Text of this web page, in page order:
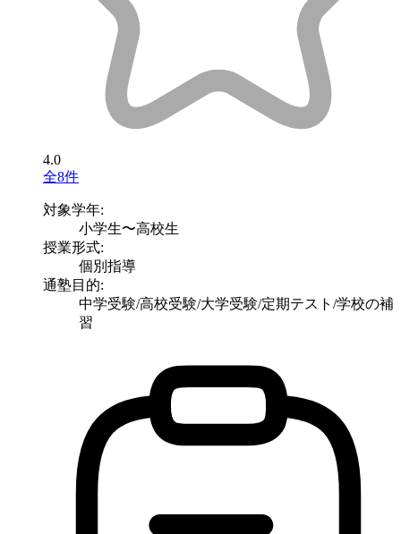
4.0
全8件
対象学年:
小学生〜高校生
授業形式:
個別指導
通塾目的:
中学受験/高校受験/大学受験/定期テスト/学校の補
習